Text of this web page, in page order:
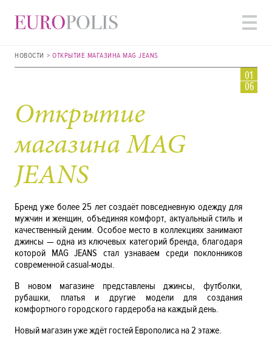
НОВОСТИ ОТКРЫТИЕ МАГАЗИНА MAG JEANS
01
06
Открытие
магазина MAG
JEANS
Бренд уже более 25 лет создаёт повседневную одежду для
мужчин и женщин, объединяя комфорт, актуальный стиль и
качественный деним. Особое место в коллекциях занимают
джинсы — одна из ключевых категорий бренда, благодаря
которой MAG JEANS стал узнаваем среди поклонников
современной casual-моды.
В новом магазине представлены джинсы, футболки,
рубашки, платья и другие модели для создания
комфортного городского гардероба на каждый день.
Новый магазин уже ждёт гостей Европолиса на 2 этаже.